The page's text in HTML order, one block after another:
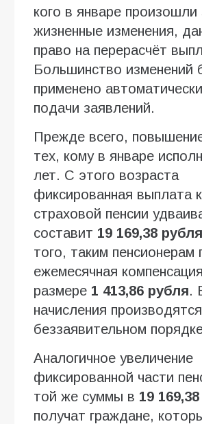
кого в январе
жизненные изменения,
право на перерасчёт
Большинство изменений
применено
подачи заявлений.
Прежде всего,
тех, кому в январе
лет. С этого возраста
фиксированная выплата к
страховой пенсии
составит 19 169,38 рубля
того, таким пенсионерам
ежемесячная
размере 1 413,86 рубля.
начисления
беззаявительном
Аналогичное увеличение
фиксированной части
той же суммы в 19
получат граждане,